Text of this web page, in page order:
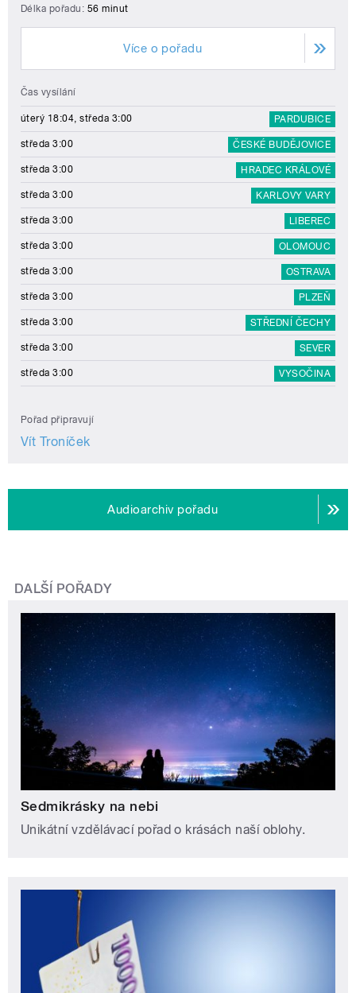
Délka pořadu: 56 minut
Více o pořadu
Čas vysílání
úterý 18:04, středa 3:00 PARDUBICE
středa 3:00 ČESKÉ BUDĚJOVICE
středa 3:00 HRADEC KRÁLOVÉ
středa 3:00 KARLOVY VARY
středa 3:00 LIBEREC
středa 3:00 OLOMOUC
středa 3:00 OSTRAVA
středa 3:00 PLZEŇ
středa 3:00 STŘEDNÍ ČECHY
středa 3:00 SEVER
středa 3:00 VYSOČINA
Pořad připravují
Vít Troníček
Audioarchiv pořadu
DALŠÍ POŘADY
Sedmikrásky na nebi
Unikátní vzdělávací pořad o krásách naší oblohy.